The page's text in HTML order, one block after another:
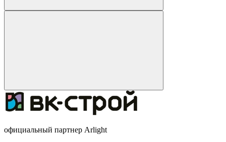
официальный партнер Arlight